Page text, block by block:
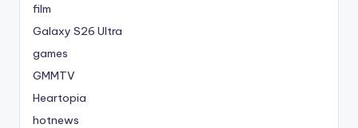
film
Galaxy S26 Ultra
games
GMMTV
Heartopia
hotnews